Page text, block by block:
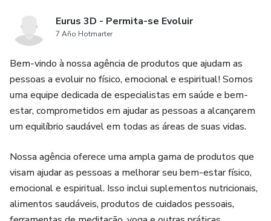
🕊️ Sana heridas emocionales
Eurus 3D - Permita-se Evoluir
7 Año Hotmarter
Bem-vindo à nossa agência de produtos que ajudam as
pessoas a evoluir no físico, emocional e espiritual! Somos
uma equipe dedicada de especialistas em saúde e bem-
estar, comprometidos em ajudar as pessoas a alcançarem
um equilíbrio saudável em todas as áreas de suas vidas.
Nossa agência oferece uma ampla gama de produtos que
visam ajudar as pessoas a melhorar seu bem-estar físico,
emocional e espiritual. Isso inclui suplementos nutricionais,
alimentos saudáveis, produtos de cuidados pessoais,